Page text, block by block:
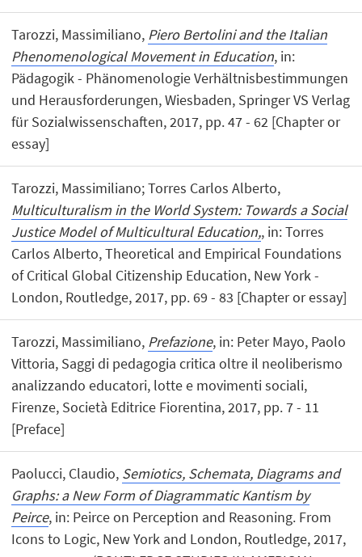
Tarozzi, Massimiliano, Piero Bertolini and the Italian
Phenomenological Movement in Education, in:
Pädagogik - Phänomenologie Verhältnisbestimmungen
und Herausforderungen, Wiesbaden, Springer VS Verlag
für Sozialwissenschaften, 2017, pp. 47 - 62 [Chapter or
essay]
Tarozzi, Massimiliano; Torres Carlos Alberto,
Multiculturalism in the World System: Towards a Social
Justice Model of Multicultural Education,, in: Torres
Carlos Alberto, Theoretical and Empirical Foundations
of Critical Global Citizenship Education, New York -
London, Routledge, 2017, pp. 69 - 83 [Chapter or essay]
Tarozzi, Massimiliano, Prefazione, in: Peter Mayo, Paolo
Vittoria, Saggi di pedagogia critica oltre il neoliberismo
analizzando educatori, lotte e movimenti sociali,
Firenze, Società Editrice Fiorentina, 2017, pp. 7 - 11
[Preface]
Paolucci, Claudio, Semiotics, Schemata, Diagrams and
Graphs: a New Form of Diagrammatic Kantism by
Peirce, in: Peirce on Perception and Reasoning. From
Icons to Logic, New York and London, Routledge, 2017,